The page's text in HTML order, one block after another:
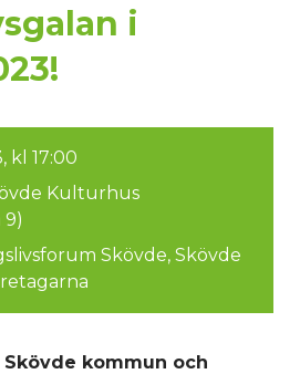
i
kl 17:00
Kulturhus
9)
Skövde, Skövde
kommun och